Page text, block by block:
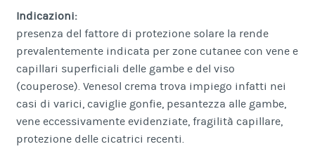
Indicazioni:
presenza del fattore di protezione solare la rende
prevalentemente indicata per zone cutanee con vene e
capillari superficiali delle gambe e del viso
(couperose). Venesol crema trova impiego infatti nei
casi di varici, caviglie gonfie, pesantezza alle gambe,
vene eccessivamente evidenziate, fragilità capillare,
protezione delle cicatrici recenti.